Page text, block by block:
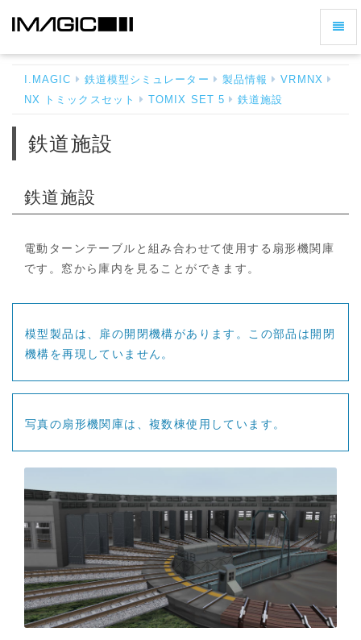
施
設
ホ
ム
戻
る
ナ
ビ
え
I.MAGIC 鉄道模型シミュレーター 製品情報
VRMNX
NX トミックスセット
TOMIX SET 5 鉄道施設
鉄道施設
鉄道施設
電動ターンテーブルと組み合わせて使用する扇形機関庫
です。窓から庫内を見ることができます。
模型製品は、扉の開閉機構があります。この部品は開閉
機構を再現していません。
写真の扇形機関庫は、複数棟使用しています。